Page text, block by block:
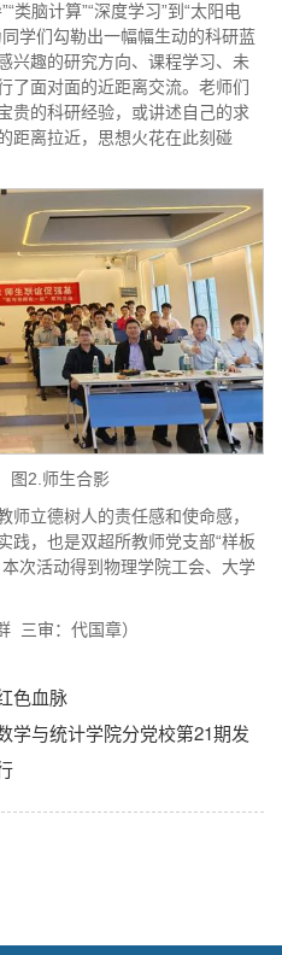
类脑计算”“深度学习”到“太阳电
学们勾勒出一幅幅生动的科研蓝
兴趣的研究方向、课程学习、未
了面对面的近距离交流。老师们
贵的科研经验，或讲述自己的求
距离拉近，思想火花在此刻碰
影
师立德树人的责任感和使命感，
践，也是双超所教师党支部“样板
次活动得到物理学院工会、大学
三审：代国章）
色血脉
学与统计学院分党校第21期发